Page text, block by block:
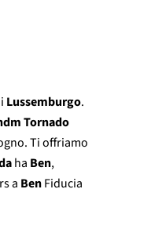
Lussemburgo.
Tornado
Ti offriamo
ha Ben,
a BenFiducia